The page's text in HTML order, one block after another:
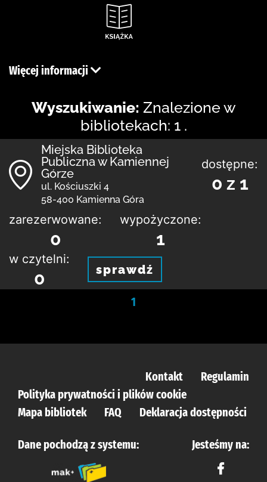
Więcej informacji
Wyszukiwanie: Znalezione w
bibliotekach: 1 .
Miejska Biblioteka
Publiczna w Kamiennej
Górze
ul. Kościuszki 4
58-400 Kamienna Góra
dostępne:
0 z 1
zarezerwowane:
0
wypożyczone:
1
w czytelni:
0 sprawdź
1
Kontakt
Regulamin
Polityka prywatności i plików cookie
Mapa bibliotek
FAQ Deklaracja dostępności
Dane pochodzą z systemu: Jesteśmy na: